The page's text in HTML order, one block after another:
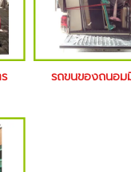
รถขนของถนอม